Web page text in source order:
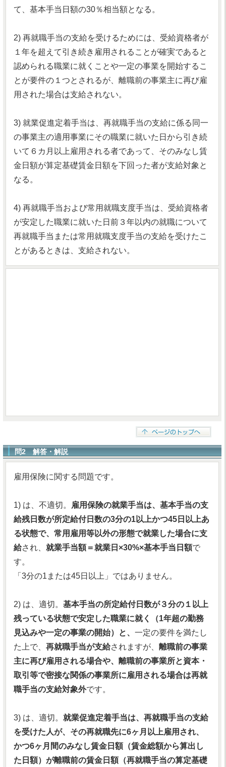
て、基本手当日額の30％相当額となる。
2) 再就職手当の支給を受けるためには、受給資格者が
１年を超えて引き続き雇用されることが確実であると
認められる職業に就くことや一定の事業を開始するこ
とが要件の１つとされるが、離職前の事業主に再び雇
用された場合は支給されない。
3) 就業促進定着手当は、再就職手当の支給に係る同一
の事業主の適用事業にその職業に就いた日から引き続
いて６カ月以上雇用される者であって、そのみなし賃
金日額が算定基礎賃金日額を下回った者が支給対象と
なる。
4) 再就職手当および常用就職支度手当は、受給資格者
が安定した職業に就いた日前３年以内の就職について
再就職手当または常用就職支度手当の支給を受けたこ
とがあるときは、支給されない。
問2 解答・解説
雇用保険に関する問題です。
1) は、不適切。
雇用保険の就業手当は、基本手当の支
給残日数が所定給付日数の3分の1以上かつ45日以上あ
る状態で、常用雇用等以外の形態で就業した場合に支
給され、 就業手当額＝就業日×30%×基本手当日額で
す。
「3分の1または45日以上」ではありません。
2) は、適切。 基本手当の所定給付日数が３分の１以上
残っている状態で安定した職業に就く（1年超の勤務
見込みや一定の事業の開始）と、 一定の要件を満たし
た上で、 再就職手当が支給されますが、 離職前の事業
主に再び雇用される場合や、離職前の事業所と資本・
取引等で密接な関係の事業所に雇用される場合は再就
職手当の支給対象外です。
3) は、適切。 就業促進定着手当は、再就職手当の支給
を受けた人が、その再就職先に6ヶ月以上雇用され、
かつ6ヶ月間のみなし賃金日額（賃金総額から算出し
た日額）が離職前の賃金日額（再就職手当の算定基礎